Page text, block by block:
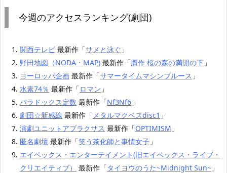
今週のアクセスランキング(劇団)
関西テレビ 最新作「サメと泳ぐ 」
野田地図（NODA・MAP) 最新作「贋作 桜の森の満開の下 」
ヨーロッパ企画 最新作「サマータイムマシンブルース 」
水素74％ 最新作「ロマン 」
パラドックス定数 最新作「Nf3Nf6 」
劇団☆新感線 最新作「 メタルマクベスdisc1 」
演劇ユニットアブラクサス 最新作「OPTIMISM 」
匿名劇壇 最新作「笑う茶化師と事情女子 」
エイベックス・エンターテイメント(旧エイベックス・ライブ・
クリエイティブ）
最新作「タイヨウのうた~Midnight Sun~ 」